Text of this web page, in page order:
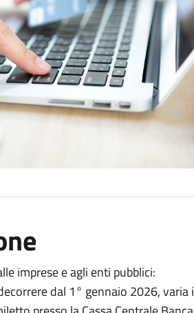
imprese e agli enti pubblici:
dal 1° gennaio 2026,